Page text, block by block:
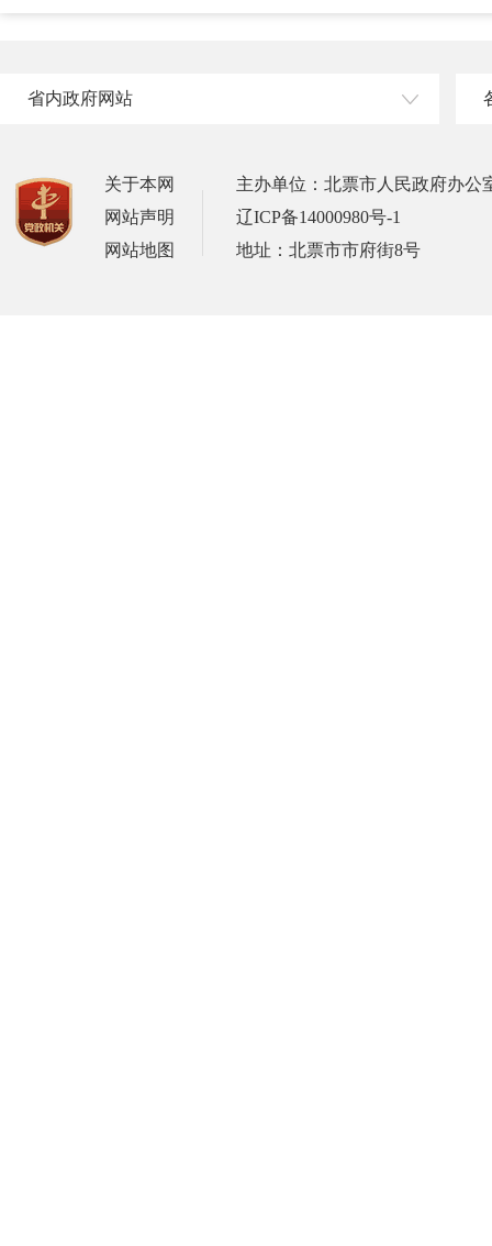
省内政府网站
关于本网
网站声明
网站地图
主办单位：北票市人民政府办公
辽ICP备14000980号-1
地址：北票市市府街8号